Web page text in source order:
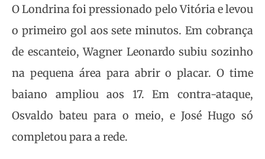
O Londrina foi pressionado pelo Vitória e levou
o primeiro gol aos sete minutos. Em cobrança
de escanteio, Wagner Leonardo subiu sozinho
na pequena área para abrir o placar. O time
baiano ampliou aos 17. Em contra-ataque,
Osvaldo bateu para o meio, e José Hugo só
completou para a rede.